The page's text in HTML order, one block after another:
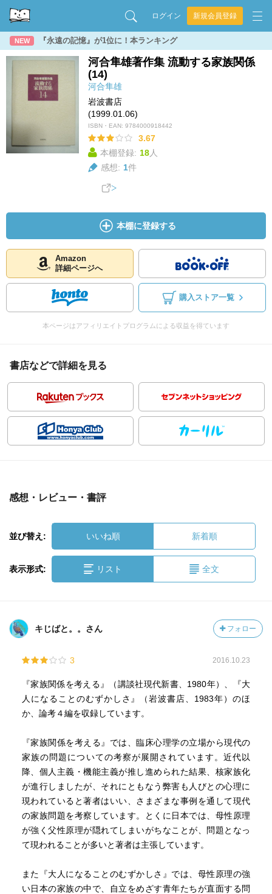
ログイン 新規会員登録
NEW 『永遠の記憶』が1位に！本ランキング
河合隼雄著作集 流動する家族関係
(14)
河合隼雄
岩波書店
(1999.01.06)
ISBN・EAN: 9784000918442
3.67
本棚登録: 18人
感想: 1件
本棚に登録する
Amazon
詳細ページへ
購入ストア一覧
本ページはアフィリエイトプログラムによる収益を得ています
書店などで詳細を見る
感想・レビュー・書評
並び替え: いいね順 新着順
表示形式: リスト 全文
キじばと。。さん フォロー
3 2016.10.23
『家族関係を考える』（講談社現代新書、1980年）、『大
人になることのむずかしさ』（岩波書店、1983年）のほ
か、論考４編を収録しています。
『家族関係を考える』では、臨床心理学の立場から現代の
家族の問題についての考察が展開されています。近代以
降、個人主義・機能主義が推し進められた結果、核家族化
が進行しましたが、それにともなう弊害も人びとの心理に
現われていると著者はいい、さまざまな事例を通して現代
の家族問題を考察しています。とくに日本では、母性原理
が強く父性原理が隠れてしまいがちなことが、問題となっ
て現われることが多いと著者は主張しています。
また『大人になることのむずかしさ』では、母性原理の強
い日本の家族の中で、自立をめざす青年たちが直面する問